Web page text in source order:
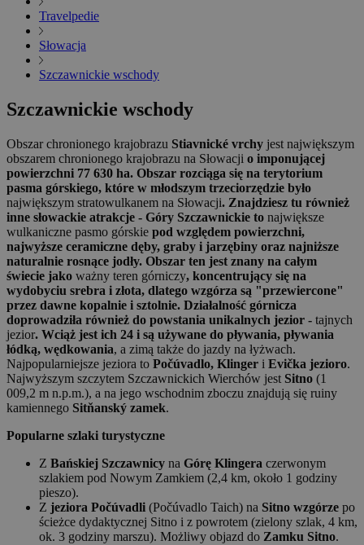
Travelpedie
Słowacja
Szczawnickie wschody
Szczawnickie wschody
Obszar chronionego krajobrazu Stiavnické vrchy jest największym
obszarem chronionego krajobrazu na Słowacji o imponującej
powierzchni 77 630 ha. Obszar rozciąga się na terytorium
pasma górskiego, które w młodszym trzeciorzędzie było
największym stratowulkanem na Słowacji. Znajdziesz tu również
inne słowackie atrakcje - Góry Szczawnickie to największe
wulkaniczne pasmo górskie pod względem powierzchni,
najwyższe ceramiczne dęby, graby i jarzębiny oraz najniższe
naturalnie rosnące jodły. Obszar ten jest znany na całym
świecie jako ważny teren górniczy, koncentrujący się na
wydobyciu srebra i złota, dlatego wzgórza są "przewiercone"
przez dawne kopalnie i sztolnie. Działalność górnicza
doprowadziła również do powstania unikalnych jezior - tajnych
jezior. Wciąż jest ich 24 i są używane do pływania, pływania
łódką, wędkowania, a zimą także do jazdy na łyżwach.
Najpopularniejsze jeziora to Počúvadlo, Klinger i Evička jezioro.
Najwyższym szczytem Szczawnickich Wierchów jest Sitno (1
009,2 m n.p.m.), a na jego wschodnim zboczu znajdują się ruiny
kamiennego Sitňanský zamek.
Popularne szlaki turystyczne
Z Bańskiej Szczawnicy na Górę Klingera czerwonym
szlakiem pod Nowym Zamkiem (2,4 km, około 1 godziny
pieszo).
Z jeziora Počúvadli (Počúvadlo Taich) na Sitno wzgórze po
ścieżce dydaktycznej Sitno i z powrotem (zielony szlak, 4 km,
ok. 3 godziny marszu). Możliwy objazd do Zamku Sitno.